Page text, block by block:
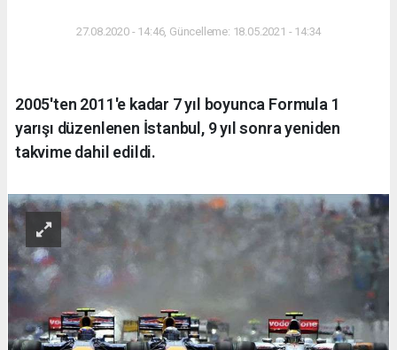
27.08.2020 - 14:46, Güncelleme: 18.05.2021 - 14:34
2005'ten 2011'e kadar 7 yıl boyunca Formula 1
yarışı düzenlenen İstanbul, 9 yıl sonra yeniden
takvime dahil edildi.